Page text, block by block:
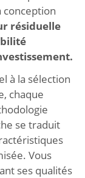
conception
résiduelle
à la sélection
chaque
se traduit
Vous
ses qualités